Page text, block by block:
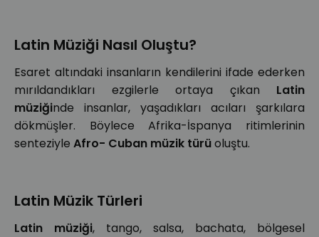
Latin Müziği Nasıl Oluştu?
Esaret altındaki insanların kendilerini ifade ederken
mırıldandıkları ezgilerle ortaya çıkan Latin
müziğinde insanlar, yaşadıkları acıları şarkılara
dökmüşler. Böylece Afrika-İspanya ritimlerinin
senteziyle Afro- Cuban müzik türüoluştu.
Latin Müzik Türleri
Latin müziği, tango, salsa, bachata, bölgesel